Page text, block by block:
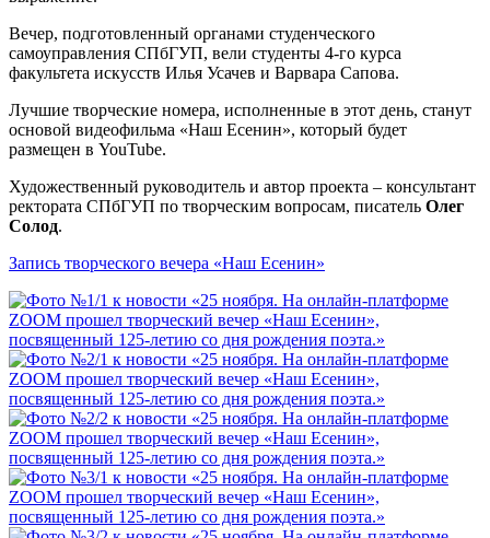
Вечер, подготовленный органами студенческого
самоуправления СПбГУП, вели студенты 4-го курса
факультета искусств Илья Усачев и Варвара Сапова.
Лучшие творческие номера, исполненные в этот день, станут
основой видеофильма «Наш Есенин», который будет
размещен в YouTube.
Художественный руководитель и автор проекта – консультант
ректората СПбГУП по творческим вопросам, писатель Олег
Солод.
Запись творческого вечера «Наш Есенин»